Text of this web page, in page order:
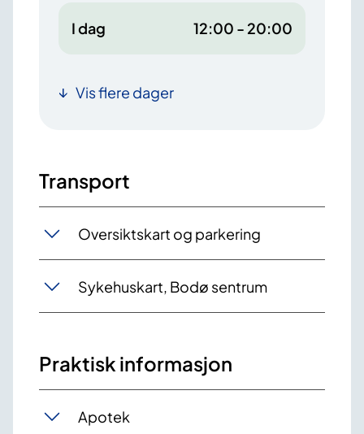
I dag 12:00 - 20:00
Vis flere dager
Transport
Oversiktskart og parkering
Sykehuskart, Bodø sentrum
Praktisk informasjon
Apotek